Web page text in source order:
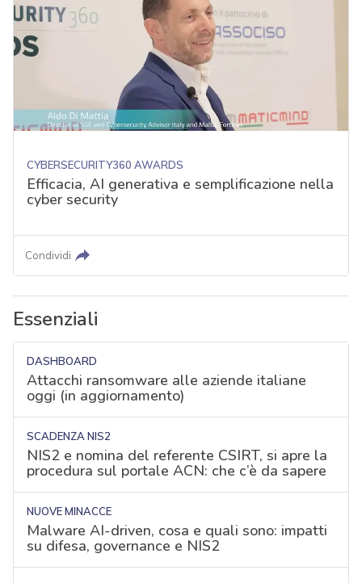
CYBERSECURITY360 AWARDS
Efficacia, AI generativa e semplificazione nella
cyber security
Condividi
Essenziali
DASHBOARD
Attacchi ransomware alle aziende italiane
oggi (in aggiornamento)
SCADENZA NIS2
NIS2 e nomina del referente CSIRT, si apre la
procedura sul portale ACN: che c’è da sapere
NUOVE MINACCE
Malware AI-driven, cosa e quali sono: impatti
su difesa, governance e NIS2